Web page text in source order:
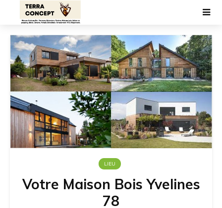
LIEU
Votre Maison Bois Yvelines
78